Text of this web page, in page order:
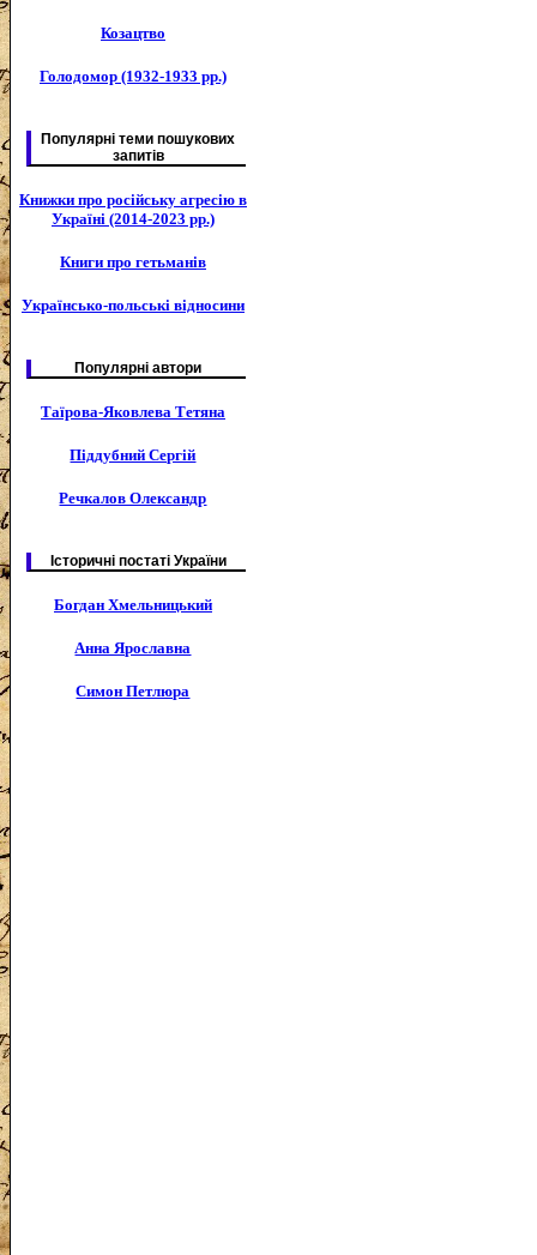
Козацтво
Голодомор (1932-1933 рр.)
Популярні теми пошукових
запитів
Книжки про російську агресію в
Україні (2014-2023 рр.)
Книги про гетьманів
Українсько-польські відносини
Популярні автори
Таїрова-Яковлева Тетяна
Піддубний Сергій
Речкалов Олександр
Історичні постаті України
Богдан Хмельницький
Анна Ярославна
Симон Петлюра